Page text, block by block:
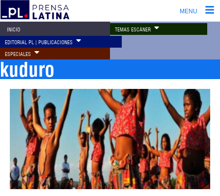
MENU
INICIO TEMAS ESCÁNER
EDITORIAL PL | PUBLICACIONES
ESPECIALES
kuduro